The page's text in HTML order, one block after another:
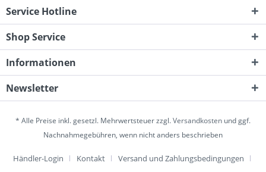
Service Hotline
Shop Service
Informationen
Newsletter
* Alle Preise inkl. gesetzl. Mehrwertsteuer zzgl.Versandkosten und ggf.
Nachnahmegebühren, wenn nicht anders beschrieben
Händler-Login Kontakt Versand und Zahlungsbedingungen